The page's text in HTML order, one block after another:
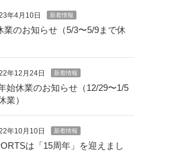
年4月10日 新着情報
業のお知らせ（5/3〜5/9まで休
年12月24日 新着情報
始休業のお知らせ（12/29〜1/5
業）
年10月10日 新着情報
は「15周年」を迎えまし